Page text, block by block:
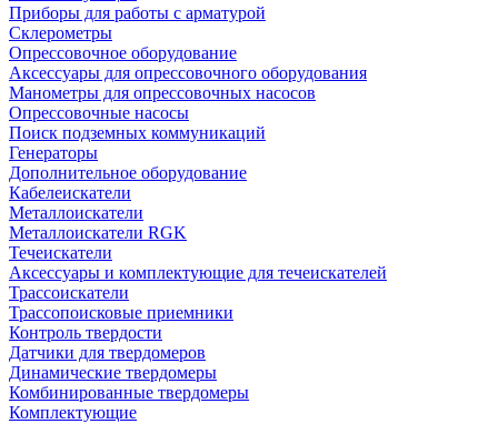
Приборы для работы с арматурой
Склерометры
Опрессовочное оборудование
Аксессуары для опрессовочного оборудования
Манометры для опрессовочных насосов
Опрессовочные насосы
Поиск подземных коммуникаций
Генераторы
Дополнительное оборудование
Кабелеискатели
Металлоискатели
Металлоискатели RGK
Течеискатели
Аксессуары и комплектующие для течеискателей
Трассоискатели
Трассопоисковые приемники
Контроль твердости
Датчики для твердомеров
Динамические твердомеры
Комбинированные твердомеры
Комплектующие